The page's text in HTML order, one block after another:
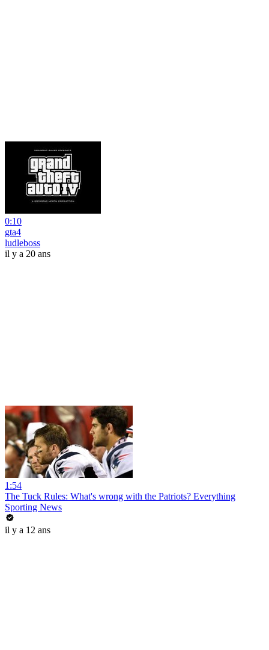
0:10
gta4
ludleboss
il y a 20 ans
1:54
The Tuck Rules: What's wrong with the Patriots? Everything
Sporting News
il y a 12 ans